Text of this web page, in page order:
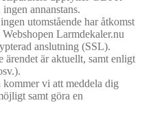
annanstans.
utomstående har åtkomst
Larmdekaler.nu
anslutning (SSL).
ärendet är aktuellt, samt enligt
vi att meddela dig
samt göra en